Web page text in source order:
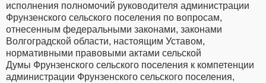
исполнения полномочий руководителя администрации
Фрунзенского сельского поселения по вопросам,
отнесенным федеральными законами, законами
Волгоградской области, настоящим Уставом,
нормативными правовыми актами сельской
Думы Фрунзенского сельского поселения к компетенции
администрации Фрунзенского сельского поселения,